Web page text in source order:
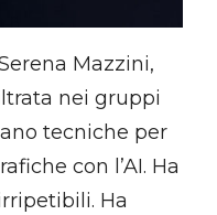
Mazzini,
nei gruppi
tecniche per
con l’AI. Ha
Ha